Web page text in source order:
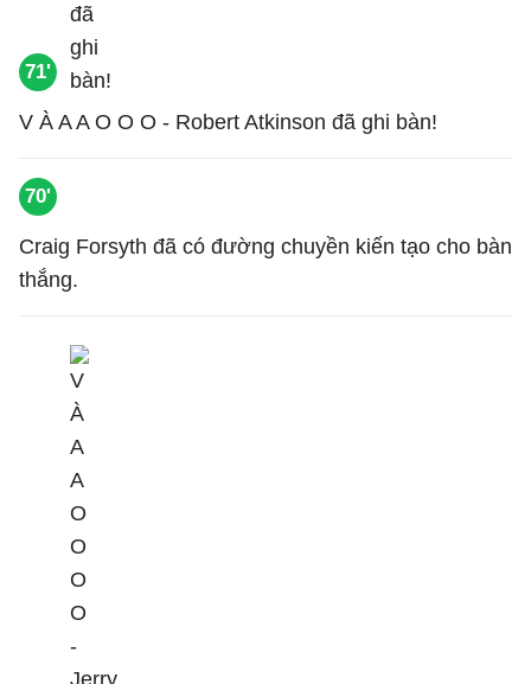
71'
V À A A O O O - Robert Atkinson đã ghi bàn!
70'
Craig Forsyth đã có đường chuyền kiến tạo cho bàn
thắng.